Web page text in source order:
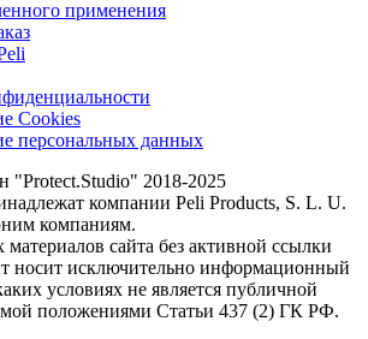
применения
Cookies
персональных данных
"Protect.Studio" 2018-2025
компании Peli Products, S. L. U.
компаниям.
сайта без активной ссылки
носит исключительно информационный
условиях не является публичной
положениями Статьи 437 (2) ГК РФ.